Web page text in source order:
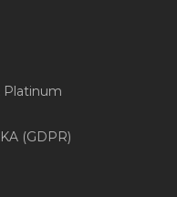
Platinum
(GDPR)